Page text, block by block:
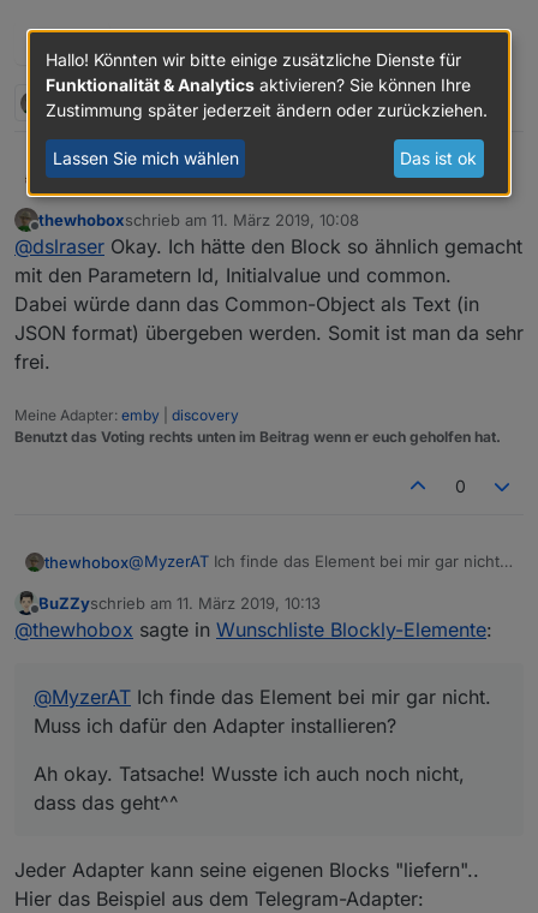
Spoiler
2 Antworten 5
dslraser@thewhobox
@kmxak
Neue Datenpunkte erstellen, direkt mit allen wichtigen
Angaben wie z.B. button, switch, string, SmartName
(für iot/cloud)
Im Moment gibt es keinen Baustein, nur einen
Umweg.
z.B.
z.B.
Spoiler
Offline
thewhoboxschrieb am 11. März 2019, 10:08
zuletzt editiert von
@dslraser Okay. Ich hätte den Block so ähnlich gemacht
mit den Parametern Id, Initialvalue und common.
Dabei würde dann das Common-Object als Text (in
JSON format) übergeben werden. Somit ist man da sehr
frei.
Meine Adapter: emby
discovery
Benutzt das Voting rechts unten im Beitrag wenn er euch geholfen hat.
0
thewhobox@MyzerAT Ich finde das Element bei mir gar nicht.
Ah okay. Tatsache! Wusste ich auch noch nicht,
dass das geht^^
Offline
BuZZyschrieb am 11. März 2019, 10:13
zuletzt editiert von
@thewhobox sagte in Wunschliste Blockly-Elemente:
@MyzerAT Ich finde das Element bei mir gar nicht.
Muss ich dafür den Adapter installieren?
Ah okay. Tatsache! Wusste ich auch noch nicht,
dass das geht^^
Jeder Adapter kann seine eigenen Blocks "liefern"..
Hier das Beispiel aus dem Telegram-Adapter:
Hallo! Könnten wir bitte einige zusätzliche Dienste für
Funktionalität & Analytics aktivieren? Sie können Ihre
Zustimmung später jederzeit ändern oder zurückziehen.
Lassen Sie mich wählen Das ist ok